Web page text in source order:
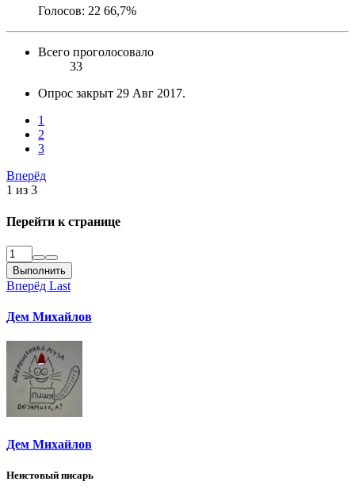
Голосов: 22 66,7%
Всего проголосовало
33
Опрос закрыт 29 Авг 2017.
1
2
3
Вперёд
1 из 3
Перейти к странице
Выполнить
Вперёд Last
Дем Михайлов
Дем Михайлов
Неистовый писарь